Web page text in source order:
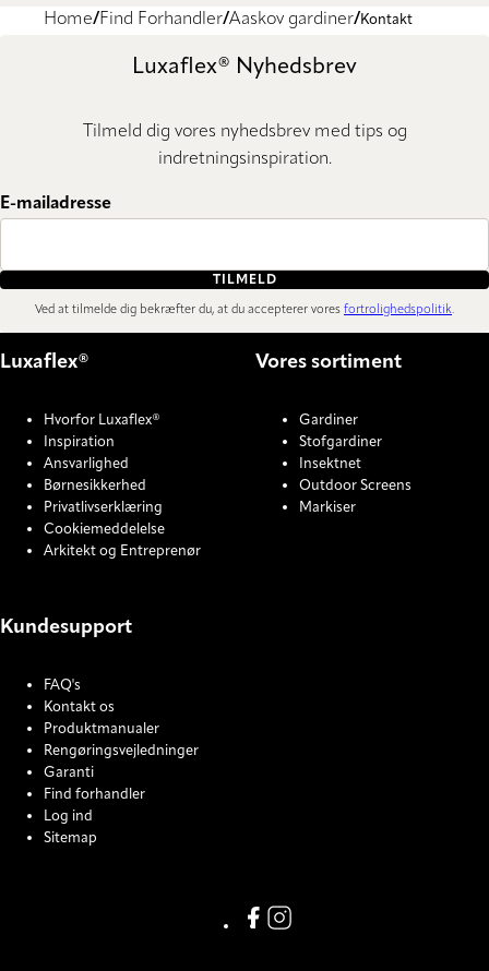
Home Find Forhandler Aaskov gardiner Kontakt
Luxaflex® Nyhedsbrev
Tilmeld dig vores nyhedsbrev med tips og
indretningsinspiration.
E-mailadresse
TILMELD
Ved at tilmelde dig bekræfter du, at du accepterer vores fortrolighedspolitik.
Luxaflex®
Hvorfor Luxaflex®
Inspiration
Ansvarlighed
Børnesikkerhed
Privatlivserklæring
Cookiemeddelelse
Arkitekt og Entreprenør
Vores sortiment
Gardiner
Stofgardiner
Insektnet
Outdoor Screens
Markiser
Kundesupport
FAQ's
Kontakt os
Produktmanualer
Rengøringsvejledninger
Garanti
Find forhandler
Log ind
Sitemap
Link missing Display text from
Link missing Display text